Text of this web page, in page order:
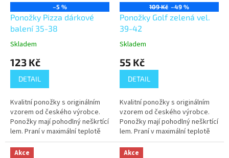
–5 %
Ponožky Pizza dárkové
balení 35-38
Skladem
123 Kč
DETAIL
Kvalitní ponožky s originálním
vzorem od českého výrobce.
Ponožky mají pohodlný neškrtící
lem. Praní v maximální teplotě
40°C. 80% bavlna, 15%
polyamid, 5% elastan.
109 Kč –49 %
Ponožky Golf zelená vel.
39-42
Skladem
55 Kč
DETAIL
Kvalitní ponožky s originálním
vzorem od českého výrobce.
Ponožky mají pohodlný neškrtící
lem. Praní v maximální teplotě
40°C.
Akce Akce